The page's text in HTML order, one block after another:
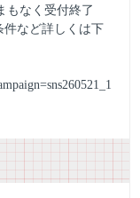
もなく受付終了
件など詳しくは下